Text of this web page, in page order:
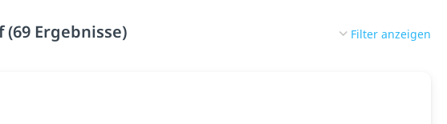
Ergebnisse) Filter anzeigen